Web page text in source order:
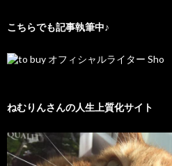
こちらでも記事執筆中♪
ねむりんさんの人生上質化サイト